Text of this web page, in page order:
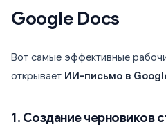
Google Docs
Вот самые эффективные
открывает ИИ-письмо в
1. Создание черновиков